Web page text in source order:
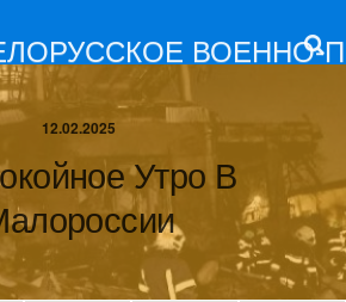
ВОЕННО-
12.02.2025
Утро В